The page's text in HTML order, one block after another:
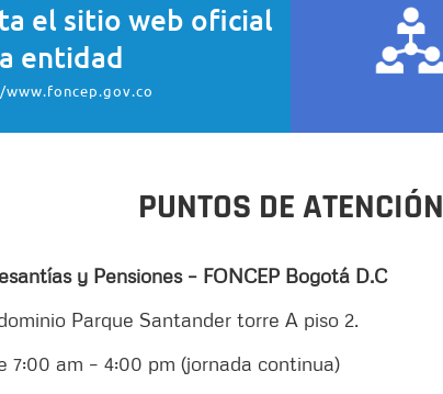
el sitio web oficial
entidad
PUNTOS DE ATENCIÓN
y Pensiones – FONCEP Bogotá D.C
Parque Santander torre A piso 2.
7:00 am – 4:00 pm (jornada continua)